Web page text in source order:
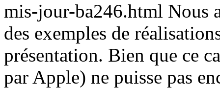
mis-jour-ba246.html Nous
des exemples de
présentation. Bien que ce
par Apple) ne puisse pas